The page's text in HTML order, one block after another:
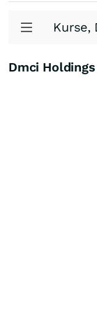
Kurse,
Dmci